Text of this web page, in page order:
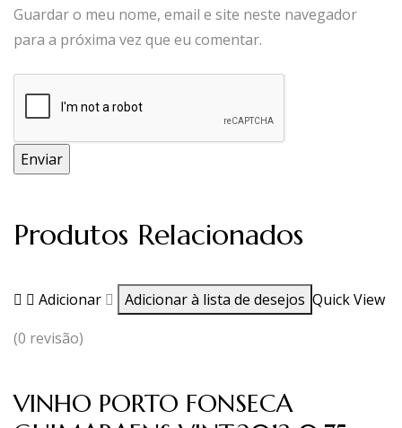
Guardar o meu nome, email e site neste navegador
para a próxima vez que eu comentar.
Produtos Relacionados
Adicionar Adicionar à lista de desejos Quick View
(0 revisão)
VINHO PORTO FONSECA